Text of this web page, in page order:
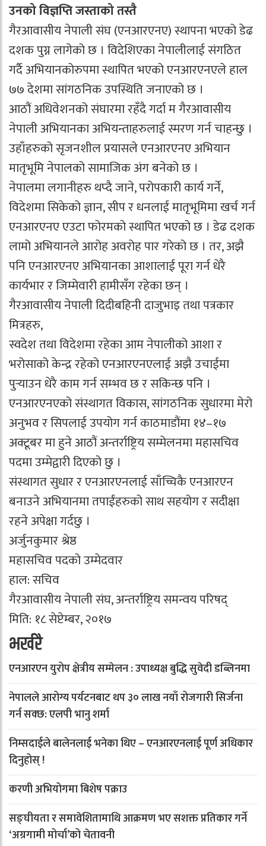
उनको विज्ञप्ति जस्ताको तस्तै
गैरआवासीय नेपाली संघ (एनआरएनए) स्थापना भएको डेढ
दशक पुग्न लागेको छ । विदेशिएका नेपालीलाई संगठित
गर्दै अभियानकोरुपमा स्थापित भएको एनआरएनएले हाल
७७ देशमा सांगठनिक उपस्थिति जनाएको छ ।
आठौं अधिवेशनको संघारमा रहँदै गर्दा म गैरआवासीय
नेपाली अभियानका अभियन्ताहरुलाई स्मरण गर्न चाहन्छु ।
उहाँहरुको सृजनशील प्रयासले एनआरएनए अभियान
मातृभूमि नेपालको सामाजिक अंग बनेको छ ।
नेपालमा लगानीहरु थप्दै जाने, परोपकारी कार्य गर्ने,
विदेशमा सिकेको ज्ञान, सीप र धनलाई मातृभूमिमा खर्च गर्न
एनआरएनए एउटा फोरमको स्थापित भएको छ । डेढ दशक
लामो अभियानले आरोह अवरोह पार गरेको छ । तर, अझै
पनि एनआरएनए अभियानका आशालाई पूरा गर्न धेरै
कार्यभार र जिम्मेवारी हामीसँग रहेका छन् ।
गैरआवासीय नेपाली दिदीबहिनी दाजुभाइ तथा पत्रकार
मित्रहरु,
स्वदेश तथा विदेशमा रहेका आम नेपालीको आशा र
भरोसाको केन्द्र रहेको एनआरएनएलाई अझै उचाईमा
पुर्‍याउन धेरै काम गर्न सम्भव छ र सकिन्छ पनि ।
एनआरएनएको संस्थागत विकास, सांगठनिक सुधारमा मेरो
अनुभव र सिपलाई उपयोग गर्न काठमाडौंमा १४–१७
अक्टूबर मा हुने आठौं अन्तर्राष्ट्रिय सम्मेलनमा महासचिव
पदमा उम्मेद्वारी दिएको छु ।
संस्थागत सुधार र एनआरएनलाई साँच्चिकै एनआरएन
बनाउने अभियानमा तपाईंहरुको साथ सहयोग र सदीक्षा
रहने अपेक्षा गर्दछु ।
अर्जुनकुमार श्रेष्ठ
महासचिव पदको उम्मेदवार
हाल: सचिव
गैरआवासीय नेपाली संघ, अन्तर्राष्ट्रिय समन्वय परिषद्
मिति: १८ सेप्टेम्बर, २०१७
भर्खरै
एनआरएन युरोप क्षेत्रीय सम्मेलन : उपाध्यक्ष बुद्धि सुवेदी डब्लिनमा
नेपालले आरोग्य पर्यटनबाट थप ३० लाख नयाँ रोजगारी सिर्जना
गर्न सक्छ: एलपी भानु शर्मा
निम्सदाईले बालेनलाई भनेका थिए – एनआरएनलाई पूर्ण अधिकार
दिनुहोस् !
करणी अभियोगमा बिशेष पक्राउ
सङ्घीयता र समावेशितामाथि आक्रमण भए सशक्त प्रतिकार गर्ने
‘अग्रगामी मोर्चा’को चेतावनी